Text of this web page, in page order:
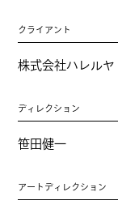
クライアント
株式会社ハレルヤ
ディレクション
笹田健一
アートディレクション